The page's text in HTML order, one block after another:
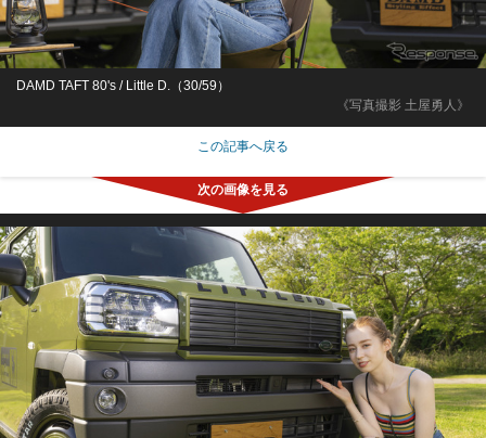
《写真撮影 土屋勇人》
DAMD TAFT 80's / Little D.（30/59）
この記事へ戻る